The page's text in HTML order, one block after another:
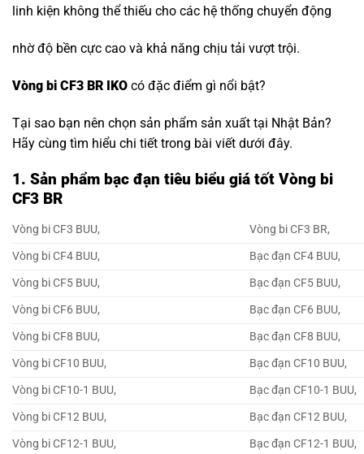
linh kiện không thể thiếu cho các hệ thống chuyển động
nhờ độ bền cực cao và khả năng chịu tải vượt trội.
Vòng bi CF3 BR IKO có đặc điểm gì nổi bật?
Tại sao bạn nên chọn sản phẩm sản xuất tại Nhật Bản?
Hãy cùng tìm hiểu chi tiết trong bài viết dưới đây.
1. Sản phẩm bạc đạn tiêu biểu giá tốt Vòng bi
CF3 BR
Vòng bi CF3 BUU,
Vòng bi CF3 BR,
Vòng bi CF4 BUU,
Bạc đạn CF4 BUU,
Vòng bi CF5 BUU,
Bạc đạn CF5 BUU,
Vòng bi CF6 BUU,
Bạc đạn CF6 BUU,
Vòng bi CF8 BUU,
Bạc đạn CF8 BUU,
Vòng bi CF10 BUU,
Bạc đạn CF10 BUU,
Vòng bi CF10-1 BUU,
Bạc đạn CF10-1 BUU,
Vòng bi CF12 BUU,
Bạc đạn CF12 BUU,
Vòng bi CF12-1 BUU,
Bạc đạn CF12-1 BUU,